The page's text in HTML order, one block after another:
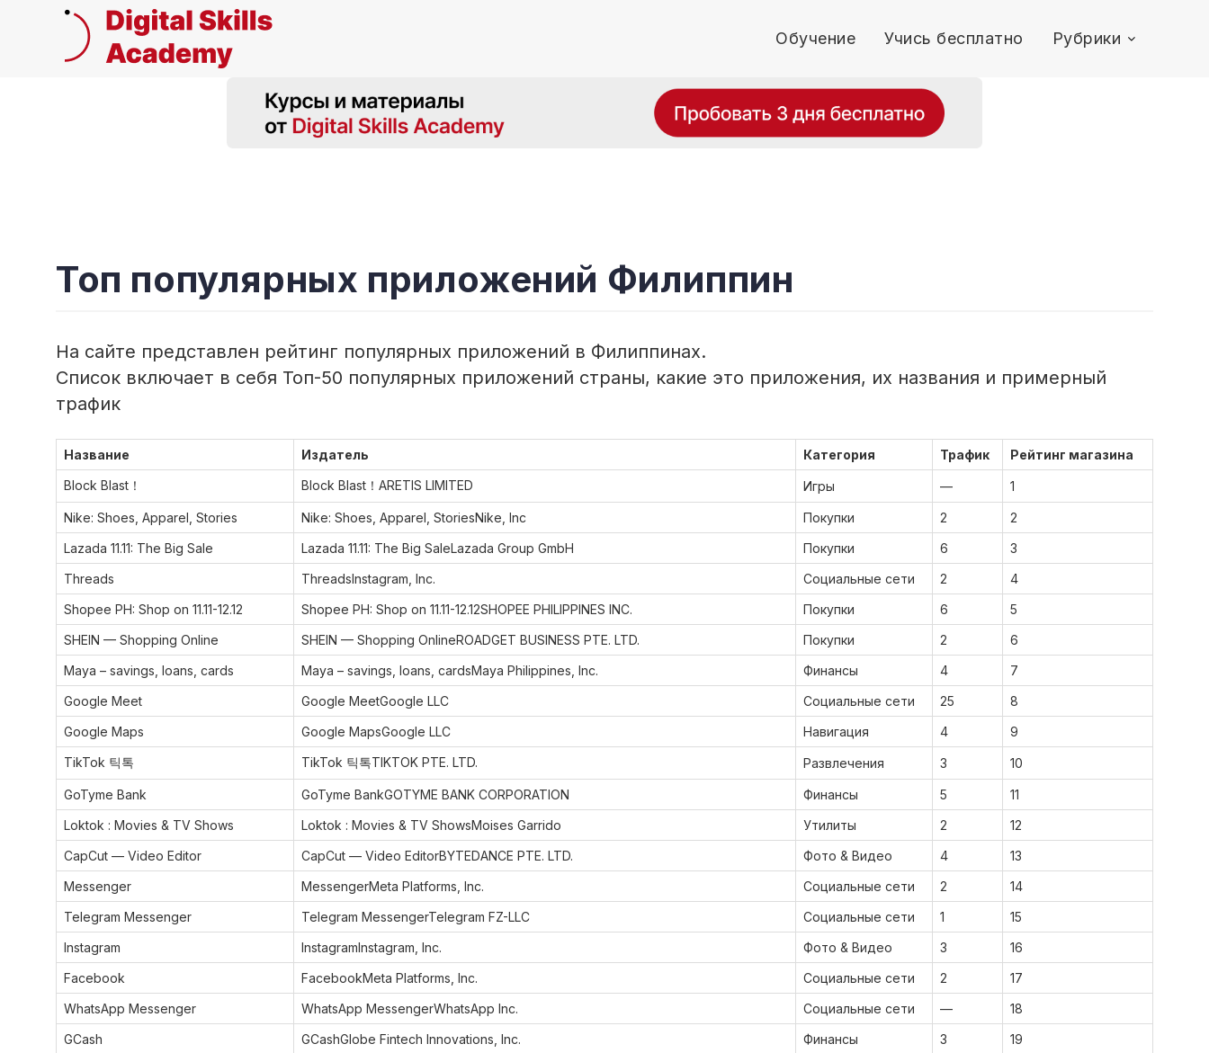
Обучение Учись бесплатно Рубрики
Топ популярных приложений Филиппин
На сайте представлен рейтинг популярных приложений в Филиппинах.
Список включает в себя Топ-50 популярных приложений страны, какие это приложения, их названия и примерный
трафик
Название Издатель Категория Трафик
Рейтинг магазина
Block Blast！
Block Blast！ARETIS LIMITED Игры — 1
Nike: Shoes, Apparel, Stories Nike: Shoes, Apparel, StoriesNike, Inc Покупки 2
2
Lazada 11.11: The Big Sale
Lazada 11.11: The Big SaleLazada Group GmbH Покупки 6
3
Threads
ThreadsInstagram, Inc. Социальные сети 2
4
Shopee PH: Shop on 11.11-12.12
Shopee PH: Shop on 11.11-12.12SHOPEE PHILIPPINES INC. Покупки 6
5
SHEIN — Shopping Online
SHEIN — Shopping OnlineROADGET BUSINESS PTE. LTD. Покупки 2
6
Maya – savings, loans, cards
Maya – savings, loans, cardsMaya Philippines, Inc. Финансы 4
7
Google Meet
Google MeetGoogle LLC Социальные сети 25
8
Google Maps
Google MapsGoogle LLC Навигация 4
9
TikTok 틱톡
TikTok 틱톡TIKTOK PTE. LTD. Развлечения 3 10
GoTyme Bank GoTyme BankGOTYME BANK CORPORATION Финансы 5
11
Loktok : Movies & TV Shows
Loktok : Movies & TV ShowsMoises Garrido Утилиты 2
12
CapCut — Video Editor
CapCut — Video EditorBYTEDANCE PTE. LTD. Фото & Видео 4
13
Messenger
MessengerMeta Platforms, Inc. Социальные сети 2
14
Telegram Messenger
Telegram MessengerTelegram FZ-LLC Социальные сети 1
15
Instagram
InstagramInstagram, Inc. Фото & Видео 3
16
Facebook
FacebookMeta Platforms, Inc. Социальные сети 2
17
WhatsApp Messenger
WhatsApp MessengerWhatsApp Inc. Социальные сети —
18
GCash
GCashGlobe Fintech Innovations, Inc. Финансы 3
19